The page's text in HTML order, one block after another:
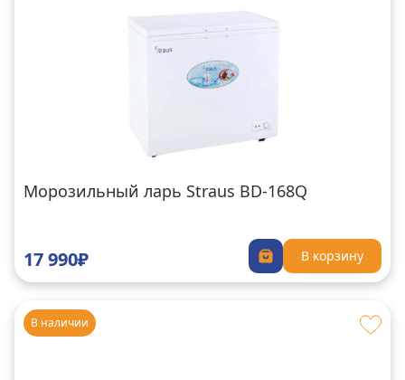
Морозильный ларь Straus BD-168Q
17 990₽ В корзину
В наличии